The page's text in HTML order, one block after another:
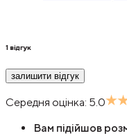
1 відгук
залишити відгук
Середня оцінка: 5.0
Вам підійшов